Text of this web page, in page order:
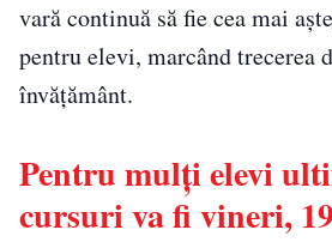
vară continuă să fie cea mai
pentru elevi, marcând trecerea
învățământ.
Pentru mulți elevi
cursuri va fi vineri,